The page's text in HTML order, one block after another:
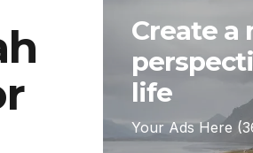
Create a
life
Your Ads Here